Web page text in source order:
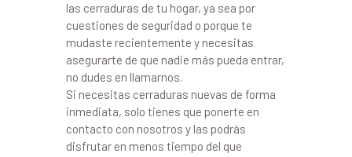
las cerraduras de tu hogar, ya sea por
cuestiones de seguridad o porque te
mudaste recientemente y necesitas
asegurarte de que nadie más pueda entrar,
no dudes en llamarnos.
Si necesitas cerraduras nuevas de forma
inmediata, solo tienes que ponerte en
contacto con nosotros y las podrás
disfrutar en menos tiempo del que